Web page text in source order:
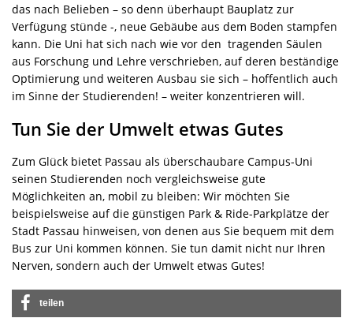
das nach Belieben – so denn überhaupt Bauplatz zur
Verfügung stünde -, neue Gebäube aus dem Boden stampfen
kann. Die Uni hat sich nach wie vor den tragenden Säulen
aus Forschung und Lehre verschrieben, auf deren beständige
Optimierung und weiteren Ausbau sie sich – hoffentlich auch
im Sinne der Studierenden! – weiter konzentrieren will.
Tun Sie der Umwelt etwas Gutes
Zum Glück bietet Passau als überschaubare Campus-Uni
seinen Studierenden noch vergleichsweise gute
Möglichkeiten an, mobil zu bleiben: Wir möchten Sie
beispielsweise auf die günstigen Park & Ride-Parkplätze der
Stadt Passau hinweisen, von denen aus Sie bequem mit dem
Bus zur Uni kommen können. Sie tun damit nicht nur Ihren
Nerven, sondern auch der Umwelt etwas Gutes!
teilen